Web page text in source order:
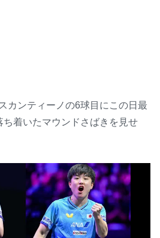
カンティーノの6球目にこの日最
着いたマウンドさばきを見せ